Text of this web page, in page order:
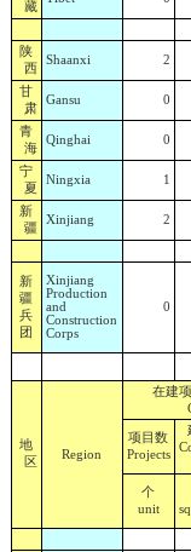
藏
陕
西
Shaanxi 2
甘
肃
Gansu 0
青
海
Qinghai 0
宁
夏
Ningxia 1
新
疆
Xinjiang 2
新
疆
兵
团
Xinjiang
Production
and
Construction
Corps
0
地
区
Region
在建
项目数
Projects
个
unit